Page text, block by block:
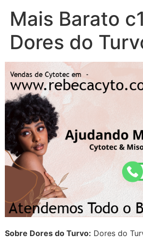
Mais Barato
Dores do
Sobre Dores do Turvo: Dores do
Helly
em http://
Eu estou
áreas mas
sozinha nao estou
22/05/2026
em http://
Entao q seja
22/05/2026
G (1199866****
http://
Mulheres vocês
quem já tomou os
começa a sair um